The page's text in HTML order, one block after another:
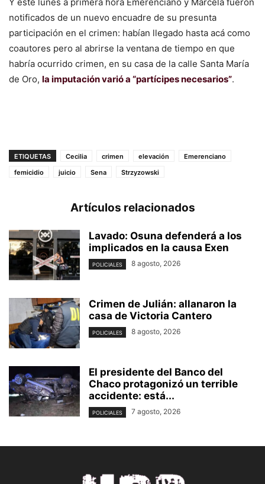
Y este lunes a primera hora Emerenciano y Marcela fueron
notificados de un nuevo encuadre de su presunta
participación en el crimen: habían llegado hasta acá como
coautores pero al abrirse la ventana de tiempo en que
habría ocurrido crimen, en su casa de la calle Santa María
de Oro, la imputación varió a “partícipes necesarios”.
ETIQUETAS Cecilia crimen elevación
Emerenciano
femicidio
juicio Sena Strzyzowski
Artículos relacionados
Lavado: Osuna defenderá a los
implicados en la causa Exen
POLICIALES 8 agosto, 2026
Crimen de Julián: allanaron la
casa de Victoria Cantero
POLICIALES 8 agosto, 2026
El presidente del Banco del
Chaco protagonizó un terrible
accidente: está...
POLICIALES 7 agosto, 2026